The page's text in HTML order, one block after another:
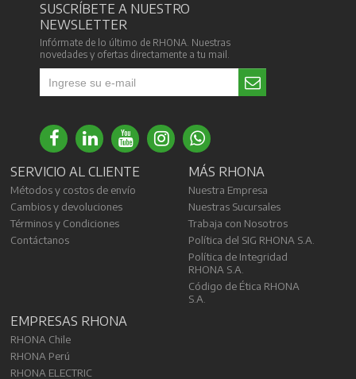
SUSCRÍBETE A NUESTRO
NEWSLETTER
Infórmate de lo último de RHONA. Nuestras
novedades y ofertas directamente a tu mail.
SERVICIO AL CLIENTE
Métodos y costos de envío
Cambios y devoluciones
Términos y Condiciones
Contáctanos
MÁS RHONA
Nuestra Empresa
Nuestras Sucursales
Trabaja con Nosotros
Política del SIG RHONA S.A.
Política de Integridad
RHONA S.A.
Código de Ética RHONA
S.A.
EMPRESAS RHONA
RHONA Chile
RHONA Perú
RHONA ELECTRIC